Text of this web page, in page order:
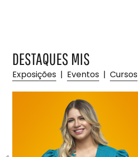
DESTAQUES MIS
Exposições | Eventos | Cursos